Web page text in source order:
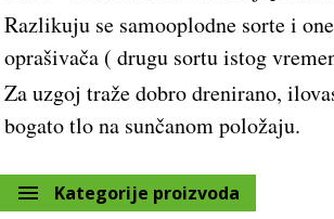
Razlikuju se samooplodne sorte i
oprašivača ( drugu sortu istog
Za uzgoj traže dobro drenirano,
bogato tlo na sunčanom položaju.
Kategorije proizvoda